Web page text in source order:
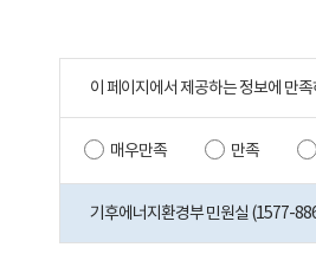
이 페이지에서 제공하는 정보에 만
매우만족 만족
기후에너지환경부 민원실 (1577-